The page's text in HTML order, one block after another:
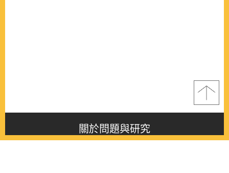
關於問題與研究
About this journal